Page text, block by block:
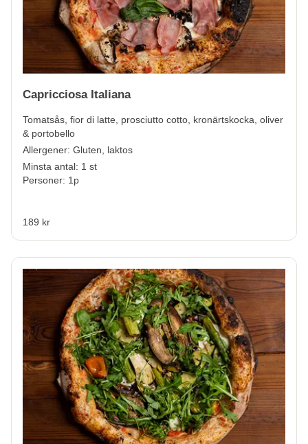
Capricciosa Italiana
Tomatsås, fior di latte, prosciutto cotto, kronärtskocka, oliver
& portobello
Allergener: Gluten, laktos
Minsta antal: 1 st
Personer: 1p
189 kr